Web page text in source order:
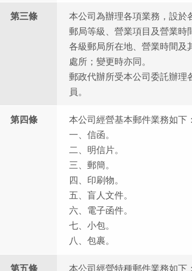
第三條
本公司為辦理各項業務，設於
郵局等級、營業項目及營業時
各級郵局所在地、營業時間及
處所；變更時亦同。
郵政代辦所受本公司委託辦理
員。
第四條
本公司經營基本郵件業務如下：
一、信函。
二、明信片。
三、郵簡。
四、印刷物。
五、盲人文件。
六、電子函件。
七、小包。
八、包裹。
第五條
本公司經營特種郵件業務如下：